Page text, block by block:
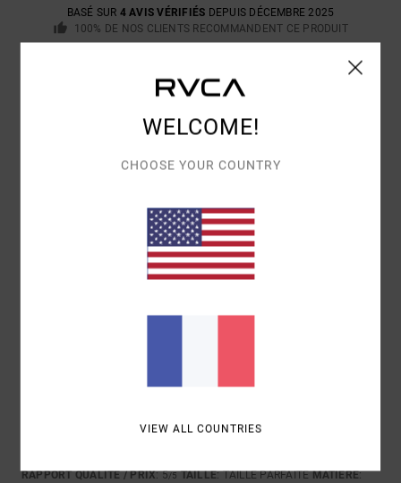
BASÉ SUR 4 AVIS VÉRIFIÉS DEPUIS DÉCEMBRE 2025
100% DE NOS CLIENTS RECOMMANDENT CE PRODUIT
RAPPORT QUALITÉ / PRIX
5.0
COLORIS
4.8
RAPPORT QUALITÉ / PRIX: 5/5 TAILLE: TAILLE PARFAITEMATIÈRE:
WELCOME!
CHOOSE YOUR COUNTRY
VIEW ALL COUNTRIES